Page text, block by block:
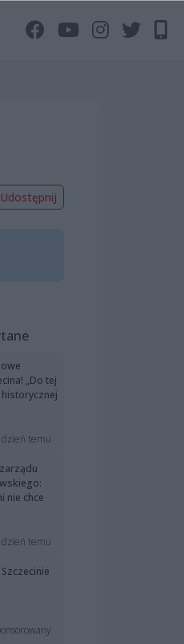
Udostępnij
„Do tej
dzień temu
nie chce
dzień temu